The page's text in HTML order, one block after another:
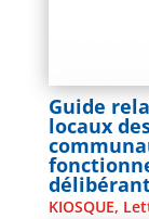
Guide
locaux
KIOSQUE,